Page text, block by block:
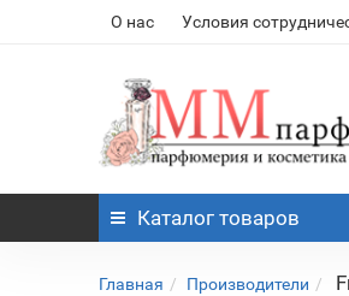
О нас Условия
Каталог товаров
Главная Производители